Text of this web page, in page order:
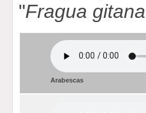
"Fragua gitana
Arabescas